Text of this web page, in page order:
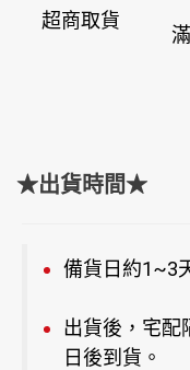
超商取貨
★出貨時間★
備貨日約1~3
出貨後，宅配
日後到貨。